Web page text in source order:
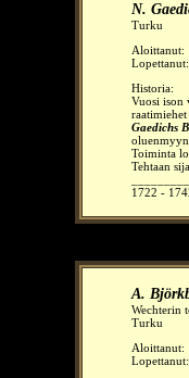
N.
Turku
Aloittanut:
Historia:
Vuosi ison
Gaedichs
Toiminta
Tehtaan
1722 -
A.
Wechterin
Turku
Aloittanut: